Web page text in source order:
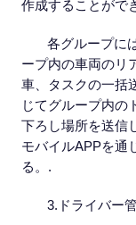
作成することがで
各グループに
ープ内の車両のリ
車、タスクの一括
じてグループ内の
下ろし場所を送信
モバイルAPPを通
る。.
3.ドライバー